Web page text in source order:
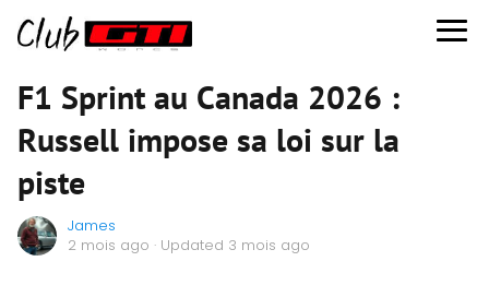
F1 Sprint au Canada 2026 :
Russell impose sa loi sur la
piste
James
2 mois ago · Updated 3 mois ago